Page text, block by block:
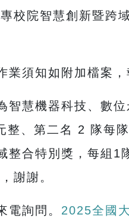
校院智慧創新暨跨
業須知如附加檔案
智慧機器科技、數
整、第二名 2 隊每
整合特別獎，每組
謝謝。
電詢問。 2025全國